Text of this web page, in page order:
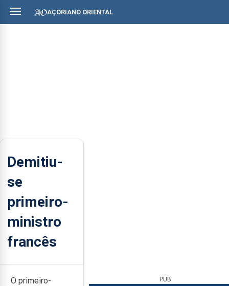
AÇORIANO ORIENTAL
Demitiu-
se
primeiro-
ministro
francês
O primeiro-
PUB